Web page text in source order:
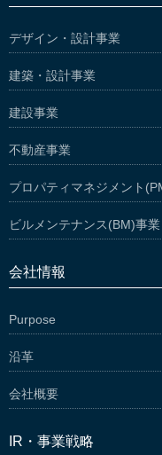
デザイン・設計事業
建築・設計事業
建設事業
不動産事業
プロパティマネジメント
ビルメンテナンス(BM)事業
会社情報
Purpose
沿革
会社概要
IR・事業戦略